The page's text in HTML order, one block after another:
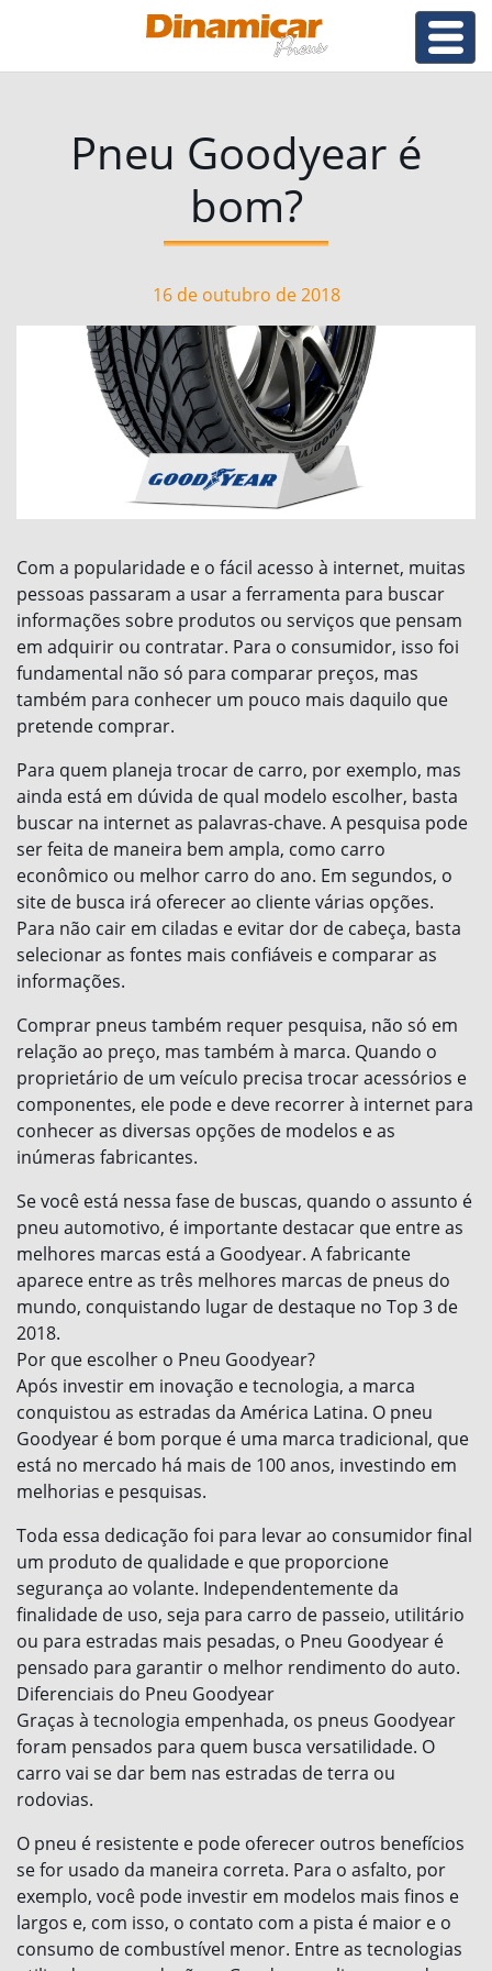
Pneu Goodyear é
bom?
16 de outubro de 2018
Com a popularidade e o fácil acesso à internet, muitas
pessoas passaram a usar a ferramenta para buscar
informações sobre produtos ou serviços que pensam
em adquirir ou contratar. Para o consumidor, isso foi
fundamental não só para comparar preços, mas
também para conhecer um pouco mais daquilo que
pretende comprar.
Para quem planeja trocar de carro, por exemplo, mas
ainda está em dúvida de qual modelo escolher, basta
buscar na internet as palavras-chave. A pesquisa pode
ser feita de maneira bem ampla, como carro
econômico ou melhor carro do ano. Em segundos, o
site de busca irá oferecer ao cliente várias opções.
Para não cair em ciladas e evitar dor de cabeça, basta
selecionar as fontes mais confiáveis e comparar as
informações.
Comprar pneus também requer pesquisa, não só em
relação ao preço, mas também à marca. Quando o
proprietário de um veículo precisa trocar acessórios e
componentes, ele pode e deve recorrer à internet para
conhecer as diversas opções de modelos e as
inúmeras fabricantes.
Se você está nessa fase de buscas, quando o assunto é
pneu automotivo, é importante destacar que entre as
melhores marcas está a Goodyear. A fabricante
aparece entre as três melhores marcas de pneus do
mundo, conquistando lugar de destaque no Top 3 de
2018.
Por que escolher o Pneu Goodyear?
Após investir em inovação e tecnologia, a marca
conquistou as estradas da América Latina. O pneu
Goodyear é bom porque é uma marca tradicional, que
está no mercado há mais de 100 anos, investindo em
melhorias e pesquisas.
Toda essa dedicação foi para levar ao consumidor final
um produto de qualidade e que proporcione
segurança ao volante. Independentemente da
finalidade de uso, seja para carro de passeio, utilitário
ou para estradas mais pesadas, o Pneu Goodyear é
pensado para garantir o melhor rendimento do auto.
Diferenciais do Pneu Goodyear
Graças à tecnologia empenhada, os pneus Goodyear
foram pensados para quem busca versatilidade. O
carro vai se dar bem nas estradas de terra ou
rodovias.
O pneu é resistente e pode oferecer outros benefícios
se for usado da maneira correta. Para o asfalto, por
exemplo, você pode investir em modelos mais finos e
largos e, com isso, o contato com a pista é maior e o
consumo de combustível menor. Entre as tecnologias